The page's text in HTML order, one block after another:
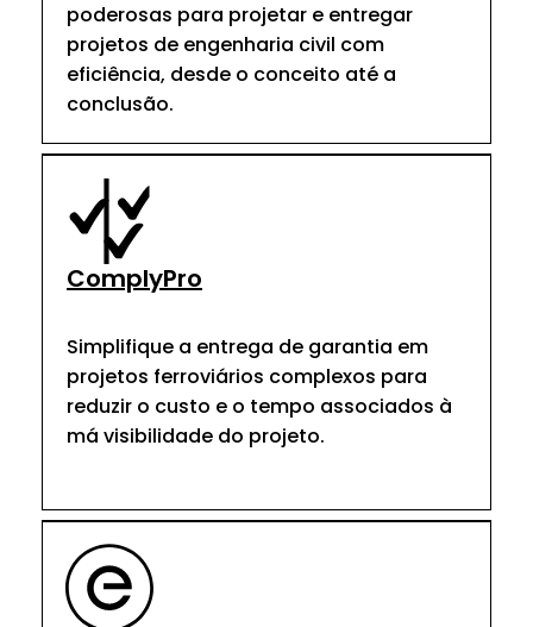
poderosas para projetar e entregar
projetos de engenharia civil com
eficiência, desde o conceito até a
conclusão.
ComplyPro
Simplifique a entrega de garantia em
projetos ferroviários complexos para
reduzir o custo e o tempo associados à
má visibilidade do projeto.